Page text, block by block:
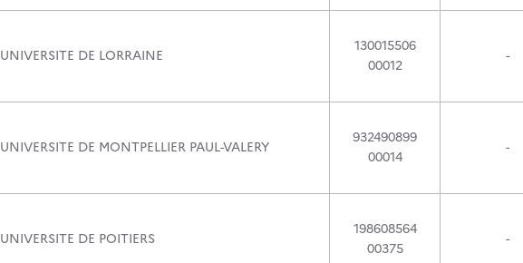
UNIVERSITE DE LORRAINE
130015506
00012
-
UNIVERSITE DE MONTPELLIER PAUL-VALERY
932490899
00014
-
UNIVERSITE DE POITIERS
198608564
00375
-